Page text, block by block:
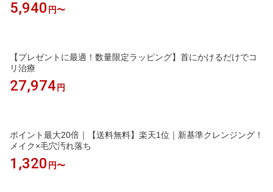
5,940 円〜
【プレゼントに最適！数量限定ラッピング】首にかけるだけでコ
リ治療
27,974 円
ポイント最大20倍｜【送料無料】楽天1位｜新基準クレンジング！
メイク×毛穴汚れ落ち
1,320 円〜